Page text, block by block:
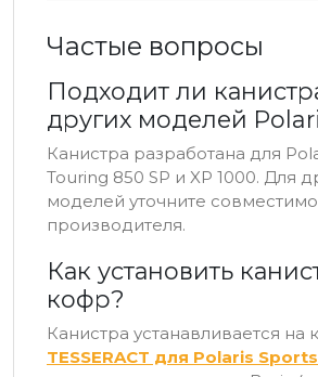
Частые вопросы
Подходит ли
других моделей
Канистра разработана для
Touring 850 SP и XP 1000. Для
моделей уточните
производителя.
Как установить
кофр?
Канистра устанавливается на
TESSERACT для Polaris